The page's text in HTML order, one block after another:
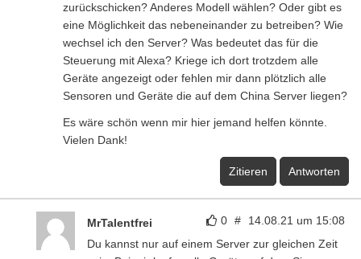
zurückschicken? Anderes Modell wählen? Oder gibt es
eine Möglichkeit das nebeneinander zu betreiben? Wie
wechsel ich den Server? Was bedeutet das für die
Steuerung mit Alexa? Kriege ich dort trotzdem alle
Geräte angezeigt oder fehlen mir dann plötzlich alle
Sensoren und Geräte die auf dem China Server liegen?
Es wäre schön wenn mir hier jemand helfen könnte.
Vielen Dank!
Zitieren Antworten
0 # 14.08.21 um 15:08
MrTalentfrei
Du kannst nur auf einem Server zur gleichen Zeit